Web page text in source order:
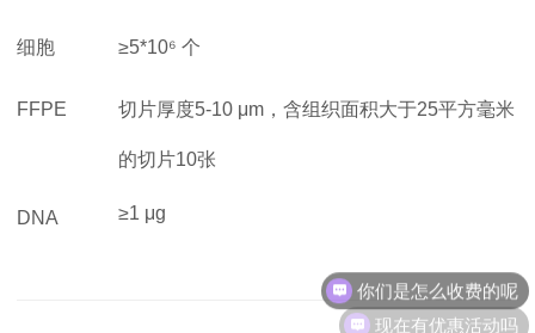
细胞 ≥5*10⁶ 个
FFPE 切片厚度5-10 μm，含组织面积大于25平方毫米
的切片10张
DNA ≥1 μg
现在有优惠活动吗